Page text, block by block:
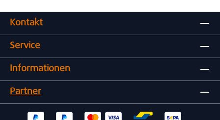
Kontakt
Service
Informationen
Partner